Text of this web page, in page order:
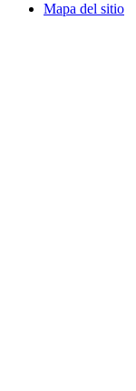
Mapa del sitio